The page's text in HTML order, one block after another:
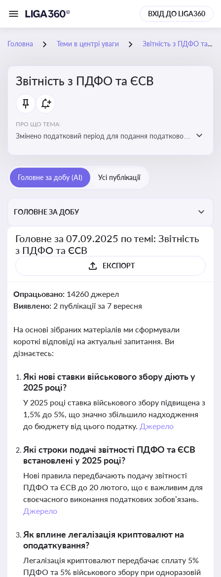
ВХІД ДО LIGA360
Головна Теми в центрі уваги Звітність з ПДФО та ЄСВ
Звітність з ПДФО та ЄСВ
ПРО ЩО ТЕМА:
Змінено податковий період для подання податкового
Головне за добу (AI) Усі публікації
ГОЛОВНЕ ЗА ДОБУ
Головне за 07.09.2025 по темі: Звітність
з ПДФО та ЄСВ
ЕКСПОРТ
Опрацьовано: 14260 джерел
Виявлено: 2 публікації за 7 вересня
На основі зібраних матеріалів ми сформували
короткі відповіді на актуальні запитання. Ви
дізнаєтесь:
Які нові ставки військового збору діють у
2025 році?
У 2025 році ставка військового збору підвищена з
1,5% до 5%, що значно збільшило надходження
до бюджету від цього податку. Джерело
Які строки подачі звітності ПДФО та ЄСВ
встановлені у 2025 році?
Нові правила передбачають подачу звітності
ПДФО та ЄСВ до 20 лютого, що є важливим для
своєчасного виконання податкових зобов’язань.
Джерело
Як вплине легалізація криптовалют на
оподаткування?
Легалізація криптовалют передбачає сплату 5%
ПДФО та 5% військового збору при одноразовій